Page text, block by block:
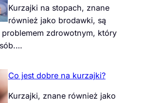
Kurzajki na stopach, znane
również jako brodawki, są
zdrowotnym, który
Co jest dobre na kurzajki?
Kurzajki, znane również jako